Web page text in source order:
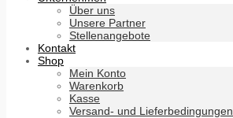
Über uns
Unsere Partner
Stellenangebote
Kontakt
Shop
Mein Konto
Warenkorb
Kasse
Versand- und Lieferbedingungen